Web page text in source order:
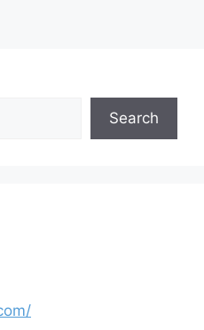
Search